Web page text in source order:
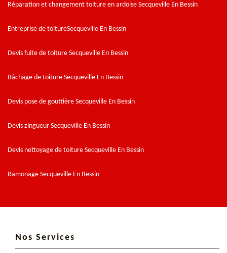
Réparation et changement toiture en ardoise Secqueville En Bessin
Entreprise de toitureSecqueville En Bessin
Devis fuite de toiture Secqueville En Bessin
Bâchage de toiture Secqueville En Bessin
Devis pose de gouttière Secqueville En Bessin
Devis zingueur Secqueville En Bessin
Devis nettoyage de toiture Secqueville En Bessin
Ramonage Secqueville En Bessin
Nos Services